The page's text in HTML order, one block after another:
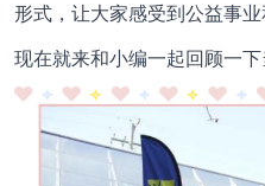
形式，让大家感受到公益事业
现在就来和小编一起回顾一下